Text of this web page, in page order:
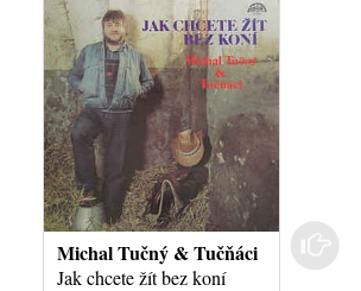
Michal Tučný & Tučňáci
Jak chcete žít bez koní